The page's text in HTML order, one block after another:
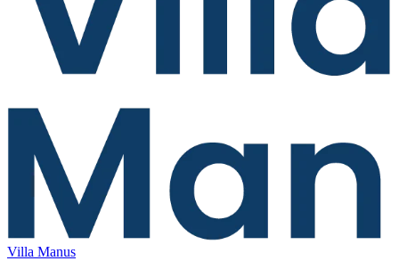
Villa Manus